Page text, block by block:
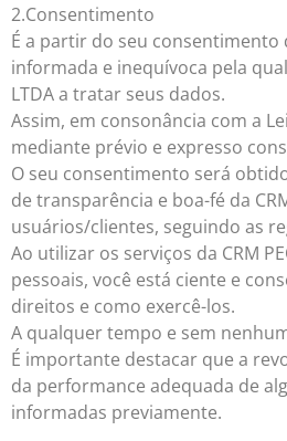
2.Consentimento
É a partir do seu consentimento
informada e inequívoca pela qual
LTDA a tratar seus dados.
Assim, em consonância com a
mediante prévio e expresso
O seu consentimento será
de transparência e boa-fé da
usuários/clientes, seguindo as
Ao utilizar os serviços da CRM
pessoais, você está ciente e
direitos e como exercê-los.
A qualquer tempo e sem
É importante destacar que a
da performance adequada de
informadas previamente.